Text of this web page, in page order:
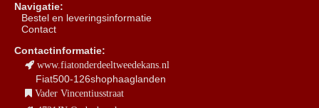
Navigatie:
Bestel en leveringsinformatie
Contact
Contactinformatie:
www.fiatonderdeeltweedekans.nl
Fiat500-126shophaaglanden
Vader Vincentiusstraat